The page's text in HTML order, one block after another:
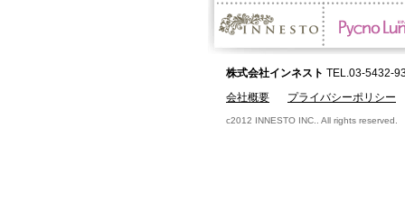
株式会社インネスト TEL.03-5432-
会社概要
プライバシーポリシー
c2012 INNESTO INC.. All rights reserved.